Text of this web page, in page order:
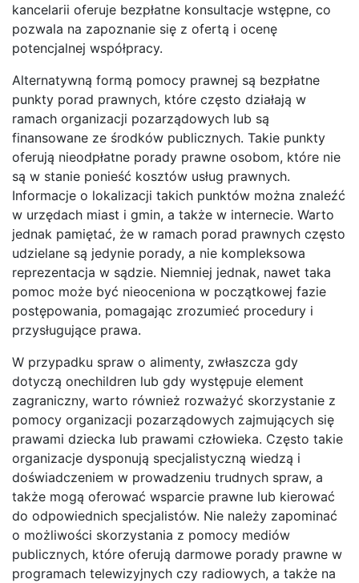
kancelarii oferuje bezpłatne konsultacje wstępne, co
pozwala na zapoznanie się z ofertą i ocenę
potencjalnej współpracy.
Alternatywną formą pomocy prawnej są bezpłatne
punkty porad prawnych, które często działają w
ramach organizacji pozarządowych lub są
finansowane ze środków publicznych. Takie punkty
oferują nieodpłatne porady prawne osobom, które nie
są w stanie ponieść kosztów usług prawnych.
Informacje o lokalizacji takich punktów można znaleźć
w urzędach miast i gmin, a także w internecie. Warto
jednak pamiętać, że w ramach porad prawnych często
udzielane są jedynie porady, a nie kompleksowa
reprezentacja w sądzie. Niemniej jednak, nawet taka
pomoc może być nieoceniona w początkowej fazie
postępowania, pomagając zrozumieć procedury i
przysługujące prawa.
W przypadku spraw o alimenty, zwłaszcza gdy
dotyczą onechildren lub gdy występuje element
zagraniczny, warto również rozważyć skorzystanie z
pomocy organizacji pozarządowych zajmujących się
prawami dziecka lub prawami człowieka. Często takie
organizacje dysponują specjalistyczną wiedzą i
doświadczeniem w prowadzeniu trudnych spraw, a
także mogą oferować wsparcie prawne lub kierować
do odpowiednich specjalistów. Nie należy zapominać
o możliwości skorzystania z pomocy mediów
publicznych, które oferują darmowe porady prawne w
programach telewizyjnych czy radiowych, a także na